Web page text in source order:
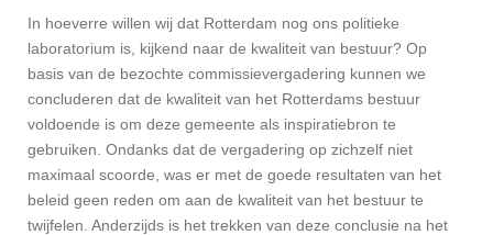
In hoeverre willen wij dat Rotterdam nog ons politieke
laboratorium is, kijkend naar de kwaliteit van bestuur? Op
basis van de bezochte commissievergadering kunnen we
concluderen dat de kwaliteit van het Rotterdams bestuur
voldoende is om deze gemeente als inspiratiebron te
gebruiken. Ondanks dat de vergadering op zichzelf niet
maximaal scoorde, was er met de goede resultaten van het
beleid geen reden om aan de kwaliteit van het bestuur te
twijfelen. Anderzijds is het trekken van deze conclusie na het